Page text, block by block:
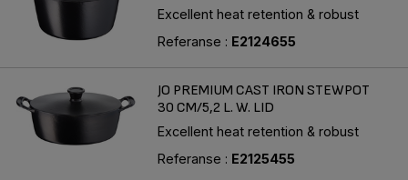
Excellent heat retention & robust
Referanse : E2124655
JO PREMIUM CAST IRON STEWPOT
30 CM/5,2 L. W. LID
Excellent heat retention & robust
Referanse : E2125455